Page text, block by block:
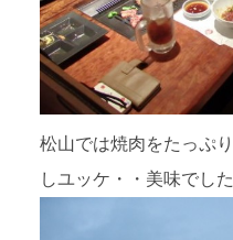
松山では焼肉をたっぷ
しユッケ・・美味でし